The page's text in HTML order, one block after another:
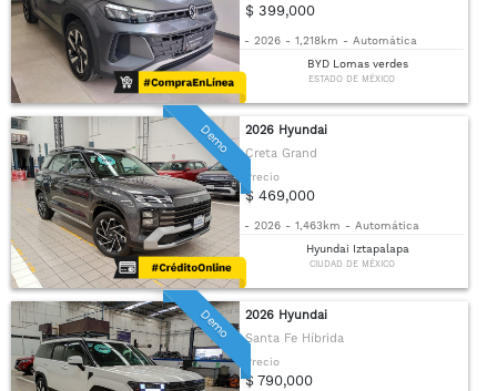
$ 399,000
- 2026 - 1,218km - Automática
BYD Lomas verdes
ESTADO DE MÉXICO
Demo
2026 Hyundai
Creta Grand
Precio
$ 469,000
- 2026 - 1,463km - Automática
Hyundai Iztapalapa
CIUDAD DE MÉXICO
Demo
2026 Hyundai
Santa Fe Híbrida
Precio
$ 790,000